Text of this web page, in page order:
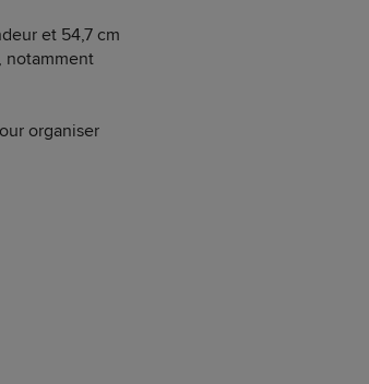
et 54,7 cm
notamment
organiser